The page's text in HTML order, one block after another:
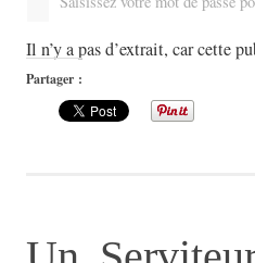
Il n’y a pas d’extrait, car cette
Partager :